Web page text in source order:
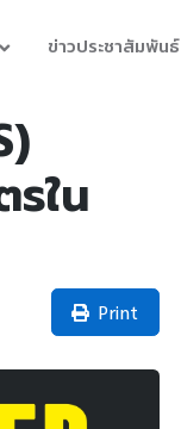
ข่าวประชาสัมพันธ์
ใน
Print